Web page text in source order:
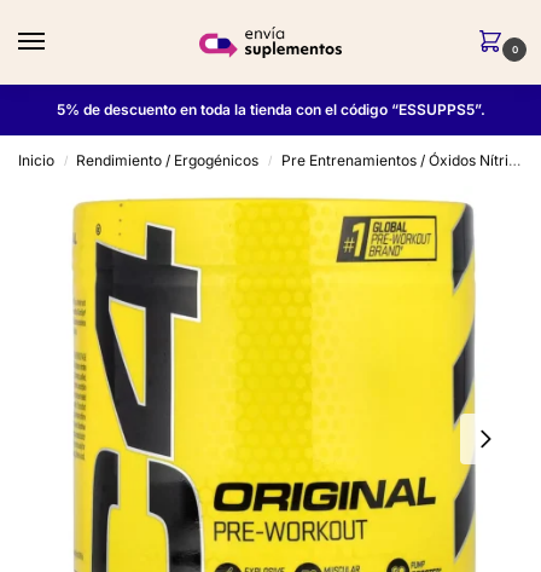
0
5% de descuento en toda la tienda con el código “ESSUPPS5”.
Inicio / Rendimiento / Ergogénicos / Pre Entrenamientos / Óxidos Nítricos